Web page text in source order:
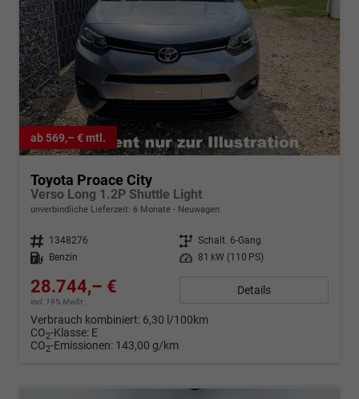
ab 569,– € mtl.
Toyota Proace City
Verso Long 1.2P Shuttle Light
unverbindliche Lieferzeit: 6 Monate Neuwagen
Fahrzeugnr. 1348276 Getriebe Schalt. 6-Gang
Kraftstoff
Benzin Leistung 81 kW (110 PS)
28.744,– €
incl. 19% MwSt.
Details
Verbrauch kombiniert: 6,30 l/100km
CO2-Klasse: E
CO2-Emissionen: 143,00 g/km